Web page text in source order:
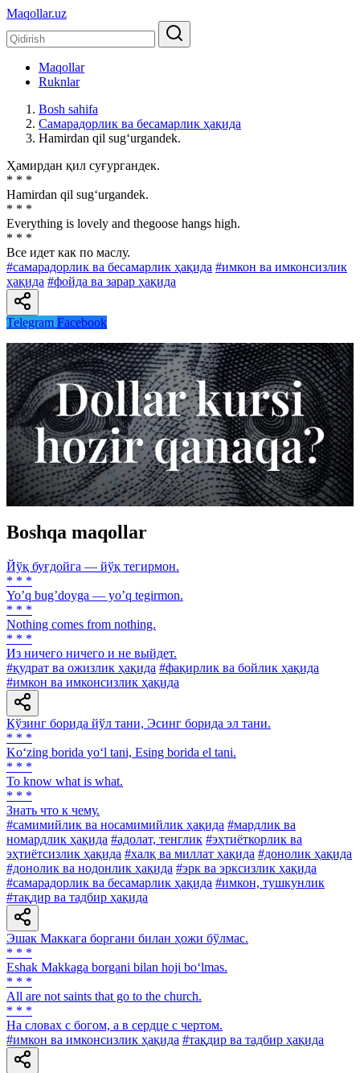
Maqollar.uz
Maqollar
Ruknlar
Bosh sahifa
Самарадорлик ва бесамарлик ҳақида
Hamirdan qil sug‘urgandek.
Ҳамирдан қил суғургандек.
* * *
Hamirdan qil sug‘urgandek.
* * *
Everything is lovely and thegoose hangs high.
* * *
Все идет как по маслу.
#самарадорлик ва бесамарлик ҳақида #имкон ва имконсизлик
ҳақида #фойда ва зарар ҳақида
Telegram Facebook
Boshqa maqollar
Йўқ буғдойга — йўқ тегирмон.
* * *
Yoʼq bugʼdoyga — yoʼq tegirmon.
* * *
Nothing comes from nothing.
* * *
Из ничего ничего и не выйдет.
#қудрат ва ожизлик ҳақида #фақирлик ва бойлик ҳақида
#имкон ва имконсизлик ҳақида
Кўзинг борида йўл тани, Эсинг борида эл тани.
* * *
Ko‘zing borida yo‘l tani, Esing borida el tani.
* * *
To know what is what.
* * *
Знать что к чему.
#самимийлик ва носамимийлик ҳақида #мардлик ва
номардлик ҳақида #адолат, тенглик #эҳтиёткорлик ва
эҳтиётсизлик ҳақида #халқ ва миллат ҳақида #донолик ҳақида
#донолик ва нодонлик ҳақида #эрк ва эрксизлик ҳақида
#самарадорлик ва бесамарлик ҳақида #имкон, тушкунлик
#тақдир ва тадбир ҳақида
Эшак Маккага боргани билан ҳожи бўлмас.
* * *
Eshak Makkaga borgani bilan hoji bo‘lmas.
* * *
All are not saints that go to the church.
* * *
На словах с богом, а в сердце с чертом.
#имкон ва имконсизлик ҳақида #тақдир ва тадбир ҳақида